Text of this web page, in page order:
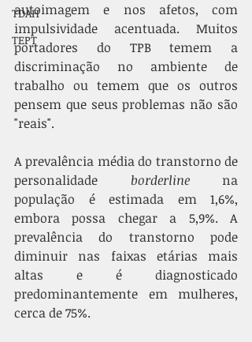
TDAH
TEPT
autoimagem e nos afetos, com
impulsividade acentuada. Muitos
portadores do TPB temem a
discriminação no ambiente de
trabalho ou temem que os outros
pensem que seus problemas não são
"reais".
A prevalência média do transtorno de
personalidade borderline na
população é estimada em 1,6%,
embora possa chegar a 5,9%. A
prevalência do transtorno pode
diminuir nas faixas etárias mais
altas e é diagnosticado
predominantemente em mulheres,
cerca de 75%.